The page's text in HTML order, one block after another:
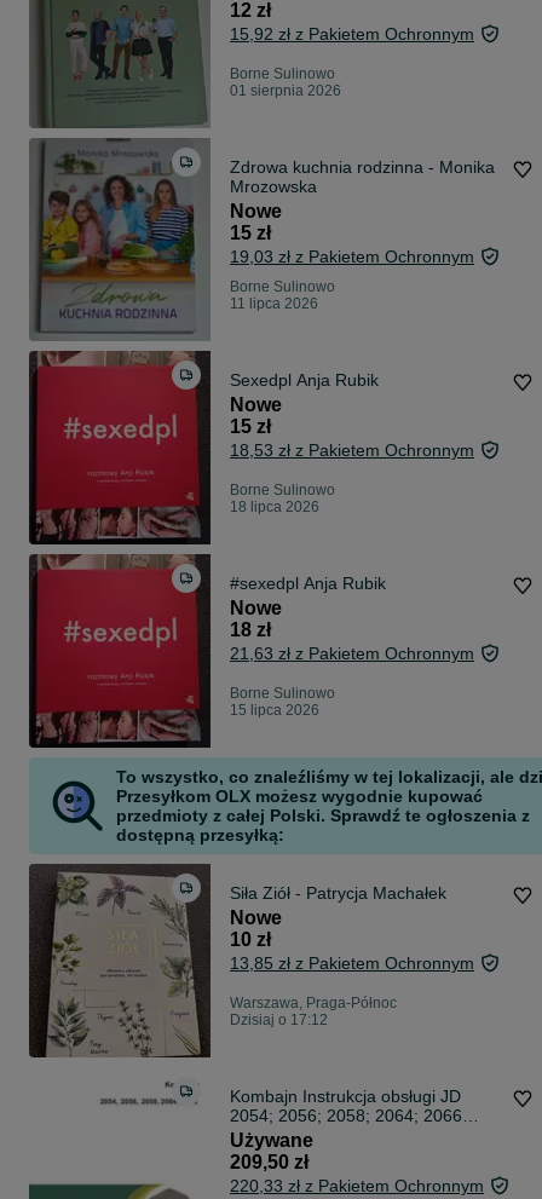
12 zł
15,92 zł z Pakietem Ochronnym
Borne Sulinowo
01 sierpnia 2026
Zdrowa kuchnia rodzinna - Monika
Mrozowska
Nowe
15 zł
19,03 zł z Pakietem Ochronnym
Borne Sulinowo
11 lipca 2026
Sexedpl Anja Rubik
Nowe
15 zł
18,53 zł z Pakietem Ochronnym
Borne Sulinowo
18 lipca 2026
#sexedpl Anja Rubik
Nowe
18 zł
21,63 zł z Pakietem Ochronnym
Borne Sulinowo
15 lipca 2026
To wszystko, co znaleźliśmy w tej lokalizacji, ale
Przesyłkom OLX możesz wygodnie kupować
przedmioty z całej Polski. Sprawdź te ogłoszenia z
dostępną przesyłką:
Siła Ziół - Patrycja Machałek
Nowe
10 zł
13,85 zł z Pakietem Ochronnym
Warszawa, Praga-Północ
Dzisiaj o 17:12
Kombajn Instrukcja obsługi JD
2054; 2056; 2058; 2064; 2066
John Deere
Używane
209,50 zł
220,33 zł z Pakietem Ochronnym